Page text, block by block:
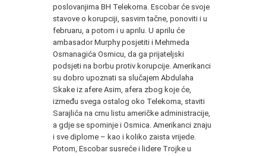
poslovanjima BH Telekoma. Escobar će svoje
stavove o korupciji, sasvim tačne, ponoviti i u
februaru, a potom i u aprilu. U aprilu će
ambasador Murphy posjetiti i Mehmeda
Osmanagića Osmicu, da ga prijateljski
podsjeti na borbu protiv korupcije. Amerikanci
su dobro upoznati sa slučajem Abdulaha
Skake iz afere Asim, afera zbog koje će,
između svega ostalog oko Telekoma, staviti
Sarajlića na crnu listu američke administracije,
a gdje se spominje i Osmica. Amerikanci znaju
i sve diplome – kao i koliko zaista vrijede.
Potom, Escobar susreće i lidere Trojke u